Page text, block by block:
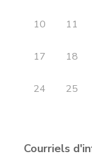
10 11
17 18
24 25
Courriels